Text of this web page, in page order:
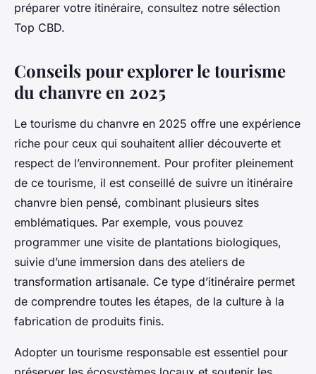
préparer votre itinéraire, consultez notre sélection
Top CBD.
Conseils pour explorer le tourisme
du chanvre en 2025
Le tourisme du chanvre en 2025 offre une expérience
riche pour ceux qui souhaitent allier découverte et
respect de l’environnement. Pour profiter pleinement
de ce tourisme, il est conseillé de suivre un itinéraire
chanvre bien pensé, combinant plusieurs sites
emblématiques. Par exemple, vous pouvez
programmer une visite de plantations biologiques,
suivie d’une immersion dans des ateliers de
transformation artisanale. Ce type d’itinéraire permet
de comprendre toutes les étapes, de la culture à la
fabrication de produits finis.
Adopter un tourisme responsable est essentiel pour